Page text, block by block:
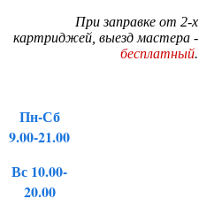
При заправке от 2-х
картриджей, выезд мастера -
бесплатный.
Пн-Сб
9.00-21.00
Вс 10.00-
20.00